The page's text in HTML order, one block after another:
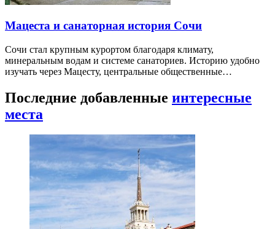
Мацеста и санаторная история Сочи
Сочи стал крупным курортом благодаря климату,
минеральным водам и системе санаториев. Историю удобно
изучать через Мацесту, центральные общественные…
Последние добавленные интересные
места